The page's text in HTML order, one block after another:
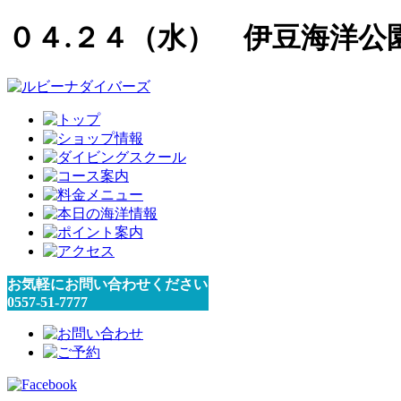
０４.２４（水） 伊豆海洋公
お気軽にお問い合わせください
0557-51-7777